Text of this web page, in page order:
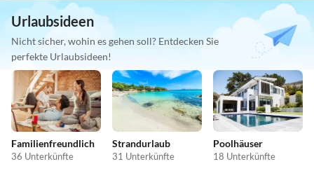
Urlaubsideen
Nicht sicher, wohin es gehen soll? Entdecken Sie
perfekte Urlaubsideen!
Familienfreundlich
36 Unterkünfte
Strandurlaub
31 Unterkünfte
Poolhäuser
18 Unterkünfte